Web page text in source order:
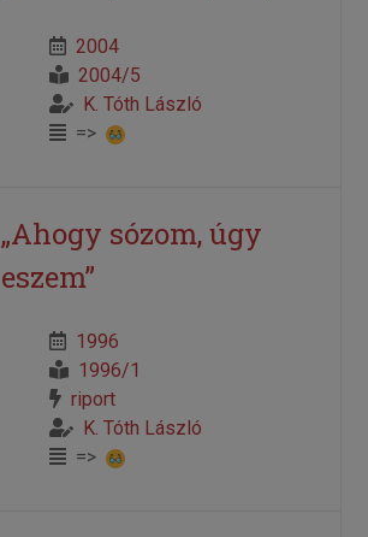
2004
2004/5
K. Tóth László
=>
„Ahogy sózom, úgy
eszem”
1996
1996/1
riport
K. Tóth László
=>